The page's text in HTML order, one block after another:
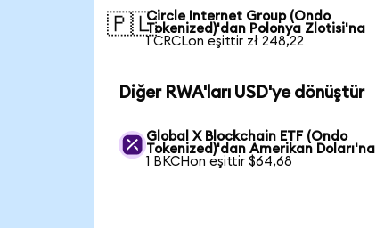
🇵🇱Circle Internet Group (Ondo
Tokenized)'dan Polonya Zlotisi'na
1 CRCLon eşittir zł 248,22
Diğer RWA'ları USD'ye dönüştür
Global X Blockchain ETF (Ondo
Tokenized)'dan Amerikan Doları'na
1 BKCHon eşittir $64,68